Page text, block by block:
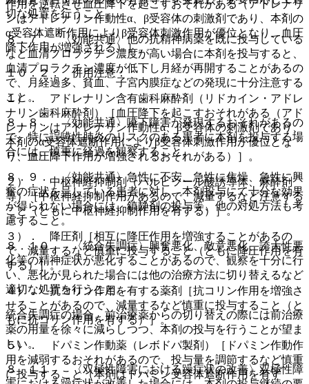
作用を逆転させ血圧降下を起こすおそれがある（アドレナリ
ンはアドレナリン作動性α、β受容体の刺激剤であり、本剤の
α受容体遮断作用によりβ受容体刺激作用が優位となり、血圧
降下作用が増強される）］。
１０．２． 併用注意：
１）． アドレナリン含有歯科麻酔剤（リドカイン・アドレ
ナリン歯科麻酔剤）［血圧降下を起こすおそれがある（アド
レナリンはアドレナリン作動性α、β受容体の刺激剤であり、
本剤のα受容体遮断作用によりβ受容体刺激作用が優位とな
り、血圧降下作用が増強されるおそれがある）］。
２）． 中枢神経抑制剤（バルビツール酸誘導体、麻酔剤
等）［中枢神経抑制作用があるので、減量するなど注意する
こと（ともに中枢神経抑制作用を有する）］。
３）． 降圧剤［相互に降圧作用を増強することがあるの
で、減量するなど慎重に投与すること（ともに降圧作用を有
する）］。
４）． 抗コリン作用を有する薬剤［抗コリン作用を増強さ
せることがあるので、減量するなど慎重に投与すること（と
もに抗コリン作用を有する）］。
５）． ドパミン作動薬（レボドパ製剤）［ドパミン作動作
用を減弱するおそれがあるので、投与量を調節するなど慎重
に投与すること（本剤はドパミン受容体遮断作用を有す
切な処置を行うこと。
８．７． 〈効能共通〉他の抗精神病薬を既に投与している
など血清プロラクチン濃度が高い場合に本剤を投与すると、
血清プロラクチン濃度が低下し月経が再開することがあるの
で、月経過多、貧血、子宮内膜症などの発現に十分注意する
こと。
８．８． 〈効能共通〉嚥下障害が発現するおそれがあるの
で、特に誤嚥性肺炎のリスクのある患者に本剤を投与する場
合には、慎重に経過を観察すること。
８．９． 〈効能共通〉急性に不安、急性に焦燥、急性に興
奮の症状を呈している患者に対し、本剤投与にて十分な効果
が得られない場合には、鎮静剤の投与等、他の対処方法も考
慮すること。
８．１０． 〈統合失調症〉興奮悪化、敵意悪化、誇大性悪
化等の精神症状が悪化することがあるので、観察を十分に行
い、悪化が見られた場合には他の治療方法に切り替えるなど
適切な処置を行うこと。
統合失調症の場合、前治療薬からの切り替えの際には前治療
薬の用量を徐々に減らしつつ、本剤の投与を行うことが望ま
しい。
８．１１． 〈双極性障害における躁症状の改善〉双極性障